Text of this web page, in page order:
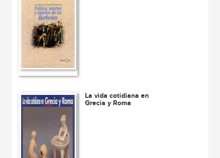
La vida cotidiana en
Grecia y Roma